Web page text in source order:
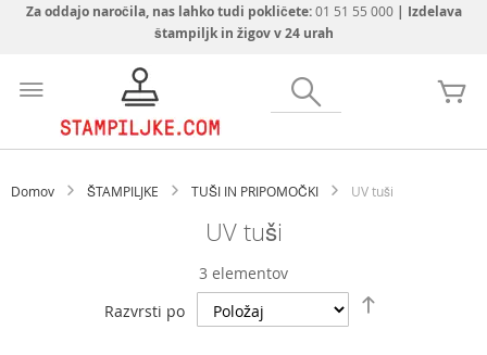
Za oddajo naročila, nas lahko tudi pokličete:01 51 55 000| Izdelava
štampiljk in žigov v 24 urah
vsebino
Domov ŠTAMPILJKE TUŠI IN PRIPOMOČKI UV tuši
UV tuši
3 elementov
Razvrsti po